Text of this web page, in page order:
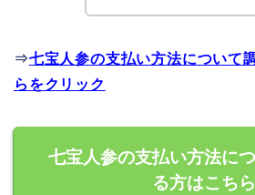
⇒七宝人参の支払い方法について
らをクリック
七宝人参の支払い方法に
る方はこちら